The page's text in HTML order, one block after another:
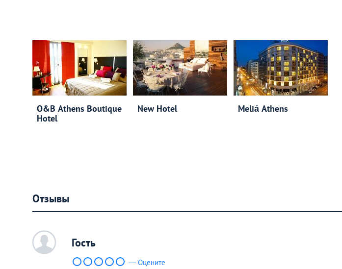
O&B Athens Boutique
Hotel
New Hotel Meliá Athens
Отзывы
c Гость
— Оцените